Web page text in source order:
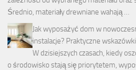
Średnio, materiały drewniane wahają …
Jak wyposażyć dom w
instalacje? Praktyczne wskazówki
W dzisiejszych czasach, kiedy
o środowisko stają się priorytetem,